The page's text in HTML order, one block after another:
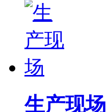
生产现场